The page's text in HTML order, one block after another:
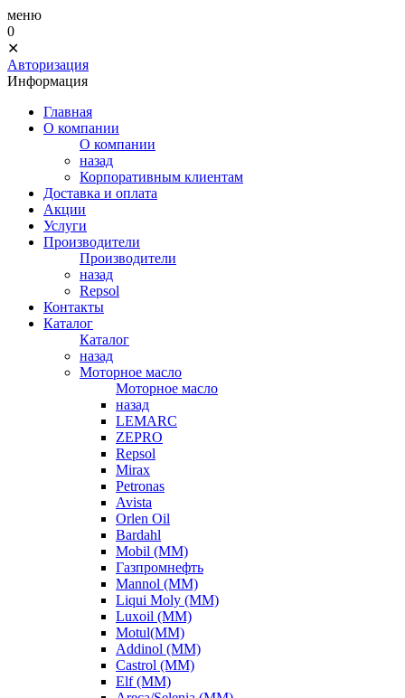
меню
0
✕
Авторизация
Информация
Главная
О компании
О компании
назад
Корпоративным клиентам
Доставка и оплата
Акции
Услуги
Производители
Производители
назад
Repsol
Контакты
Каталог
Каталог
назад
Моторное масло
Моторное масло
назад
LEMARC
ZEPRO
Repsol
Mirax
Petronas
Avista
Orlen Oil
Bardahl
Mobil (ММ)
Газпромнефть
Mannol (ММ)
Liqui Moly (ММ)
Luxoil (ММ)
Motul(ММ)
Addinol (ММ)
Castrol (ММ)
Elf (ММ)